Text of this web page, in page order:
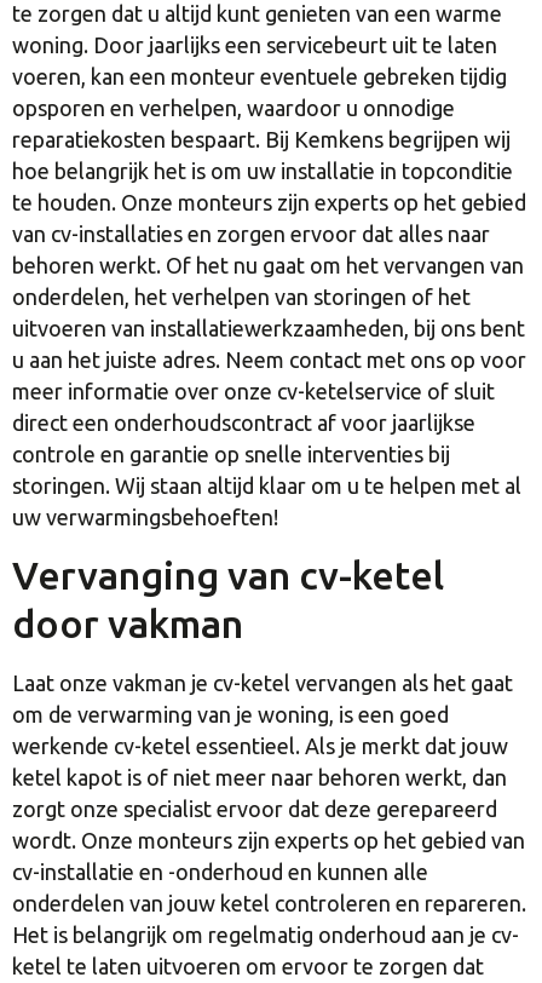
te zorgen dat u altijd kunt genieten van een warme
woning. Door jaarlijks een servicebeurt uit te laten
voeren, kan een monteur eventuele gebreken tijdig
opsporen en verhelpen, waardoor u onnodige
reparatiekosten bespaart. Bij Kemkens begrijpen wij
hoe belangrijk het is om uw installatie in topconditie
te houden. Onze monteurs zijn experts op het gebied
van cv-installaties en zorgen ervoor dat alles naar
behoren werkt. Of het nu gaat om het vervangen van
onderdelen, het verhelpen van storingen of het
uitvoeren van installatiewerkzaamheden, bij ons bent
u aan het juiste adres. Neem contact met ons op voor
meer informatie over onze cv-ketelservice of sluit
direct een onderhoudscontract af voor jaarlijkse
controle en garantie op snelle interventies bij
storingen. Wij staan altijd klaar om u te helpen met al
uw verwarmingsbehoeften!
Vervanging van cv-ketel
door vakman
Laat onze vakman je cv-ketel vervangen als het gaat
om de verwarming van je woning, is een goed
werkende cv-ketel essentieel. Als je merkt dat jouw
ketel kapot is of niet meer naar behoren werkt, dan
zorgt onze specialist ervoor dat deze gerepareerd
wordt. Onze monteurs zijn experts op het gebied van
cv-installatie en -onderhoud en kunnen alle
onderdelen van jouw ketel controleren en repareren.
Het is belangrijk om regelmatig onderhoud aan je cv-
ketel te laten uitvoeren om ervoor te zorgen dat